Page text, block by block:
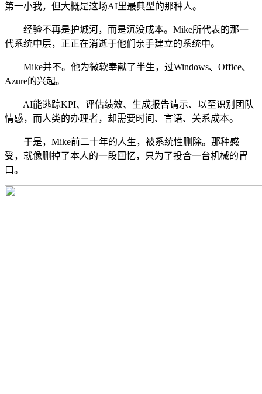
第一小我，但大概是这场AI里最典型的那种人。
经验不再是护城河，而是沉没成本。Mike所代表的那一
代系统中层，正正在消逝于他们亲手建立的系统中。
Mike并不。他为微软奉献了半生，过Windows、Office、
Azure的兴起。
AI能逃踪KPI、评估绩效、生成报告请示、以至识别团队
情感，而人类的办理者，却需要时间、言语、关系成本。
于是，Mike前二十年的人生，被系统性删除。那种感
受，就像删掉了本人的一段回忆，只为了投合一台机械的胃
口。